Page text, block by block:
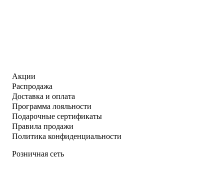
Акции
Распродажа
Доставка и оплата
Программа лояльности
Подарочные сертификаты
Правила продажи
Политика конфиденциальности
Розничная сеть